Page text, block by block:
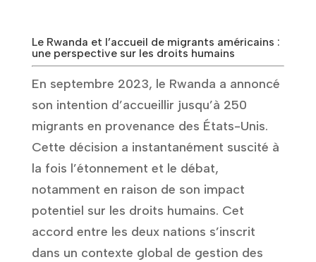
Le Rwanda et l’accueil de migrants américains :
une perspective sur les droits humains
En septembre 2023, le Rwanda a annoncé
son intention d’accueillir jusqu’à 250
migrants en provenance des États-Unis.
Cette décision a instantanément suscité à
la fois l’étonnement et le débat,
notamment en raison de son impact
potentiel sur les droits humains. Cet
accord entre les deux nations s’inscrit
dans un contexte global de gestion des